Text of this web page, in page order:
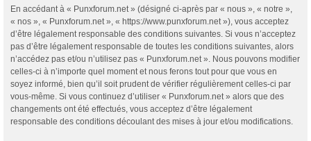
En accédant à « Punxforum.net » (désigné ci-après par « nous », « notre »,
« nos », « Punxforum.net », « https://www.punxforum.net »), vous acceptez
d’être légalement responsable des conditions suivantes. Si vous n’acceptez
pas d’être légalement responsable de toutes les conditions suivantes, alors
n’accédez pas et/ou n’utilisez pas « Punxforum.net ». Nous pouvons modifier
celles-ci à n’importe quel moment et nous ferons tout pour que vous en
soyez informé, bien qu’il soit prudent de vérifier régulièrement celles-ci par
vous-même. Si vous continuez d’utiliser « Punxforum.net » alors que des
changements ont été effectués, vous acceptez d’être légalement
responsable des conditions découlant des mises à jour et/ou modifications.